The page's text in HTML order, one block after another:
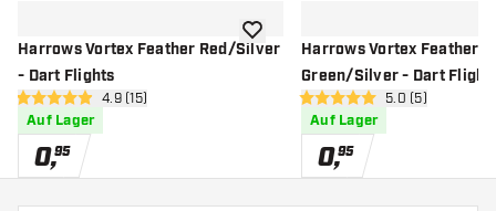
Harrows Vortex Feather Red/Silver
- Dart Flights
Bewertungsbereich öffnen
4.9 Bewertungssterne
4.9 (15)
Auf Lager
0,95
Zur Wunschliste hinzufügen
Harrows Vortex Feather
Green/Silver - Dart
5 Bewertungssterne
5.0 (5)
Auf Lager
0,95